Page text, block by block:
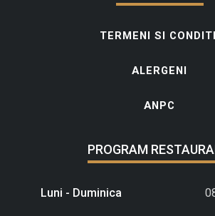
TERMENI SI
ALERGENI
ANPC
PROGRAM
Luni - Duminica